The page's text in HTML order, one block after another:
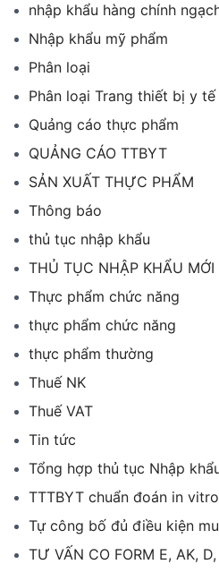
nhập khẩu hàng chính
Nhập khẩu mỹ phẩm
Phân loại
Phân loại Trang thiết bị y tế
Quảng cáo thực phẩm
QUẢNG CÁO TTBYT
SẢN XUẤT THỰC PHẨM
Thông báo
thủ tục nhập khẩu
THỦ TỤC NHẬP KHẨU MỚI
Thực phẩm chức năng
thực phẩm chức năng
thực phẩm thường
Thuế NK
Thuế VAT
Tin tức
Tổng hợp thủ tục Nhập
TTTBYT chuẩn đoán in vitro
Tự công bố đủ điều kiện
TƯ VẤN CO FORM E, AK,